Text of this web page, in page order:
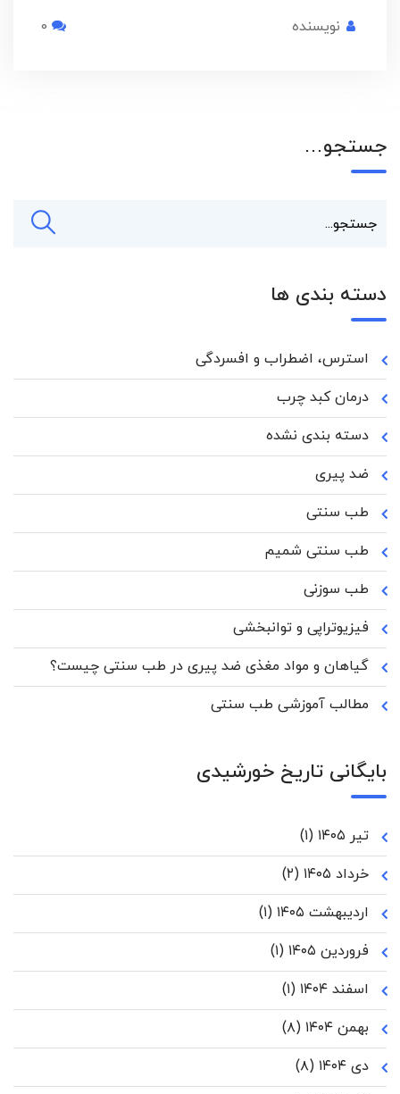
نویسنده
جستجو…
دسته بندی ها
استرس، اضطراب و افسردگی
درمان کبد چرب
دسته بندی نشده
ضد پیری
طب سنتی
طب سنتی شمیم
طب سوزنی
فیزیوتراپی و توانبخشی
گیاهان و مواد مغذی ضد پیری در طب سنتی چیست؟
مطالب آموزشی طب سنتی
بایگانی تاریخ خورشیدی
تیر ۱۴۰۵
(۱)
خرداد ۱۴۰۵
(۲)
اردیبهشت ۱۴۰۵
(۱)
فروردین ۱۴۰۵
(۱)
اسفند ۱۴۰۴
(۱)
بهمن ۱۴۰۴
(۸)
دی ۱۴۰۴
(۸)